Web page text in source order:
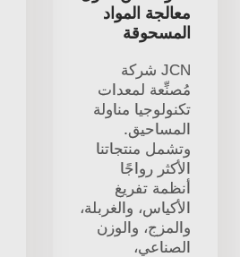
معالجة المواد
المسحوقة
JCN شركة
مُصنِّعة لمعدات
تكنولوجيا مناولة
المساحيق.
وتشمل منتجاتنا
الأكثر رواجًا
أنظمة تفريغ
الأكياس، والغربلة،
والمزج، والوزن
الصناعي،